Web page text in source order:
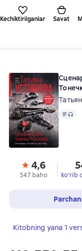
Kechiktirilganlar Savat
Matn
4,6
547 baho ko'rib
Kitobning yana 1